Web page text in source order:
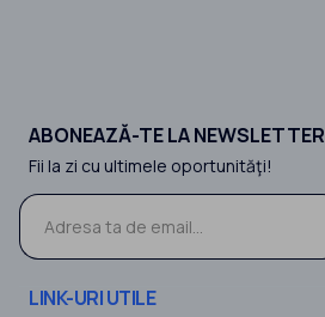
ABONEAZĂ-TE LA NEWSLETTER
Fii la zi cu ultimele oportunităţi!
LINK-URI UTILE